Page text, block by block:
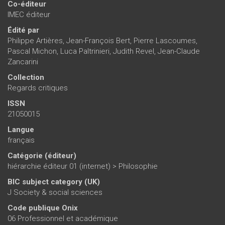
Co-éditeur
IMEC éditeur
Édité par
Philippe Artières Jean-François Bert Pierre Lascoumes
Pascal Michon Luca Paltrinieri Judith Revel Jean-Claude
Zancarini
Collection
Regards critiques
ISSN
21050015
Langue
français
Catégorie (éditeur)
hiérarchie éditeur 01 (internet) > Philosophie
BIC subject category (UK)
J Society & social sciences
Code publique Onix
06 Professionnel et académique